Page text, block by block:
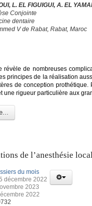
L. EL FIGUIGUI, A. EL
Conjointe
dentaire
V de Rabat, Rabat, Maroc
révèle de nombreuses
principes de la réalisation
de conception
une rigueur particulière aux
de l’anesthésie
du mois
décembre 2022
2023
2022